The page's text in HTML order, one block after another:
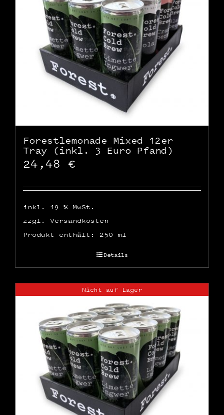
WooCommerce Warenkorb
Forestlemonade Mixed 12er
Tray (inkl. 3 Euro Pfand)
24,48 €
inkl. 19 % MwSt.
zzgl. Versandkosten
Produkt enthält: 250 ml
Details
Nicht auf Lager